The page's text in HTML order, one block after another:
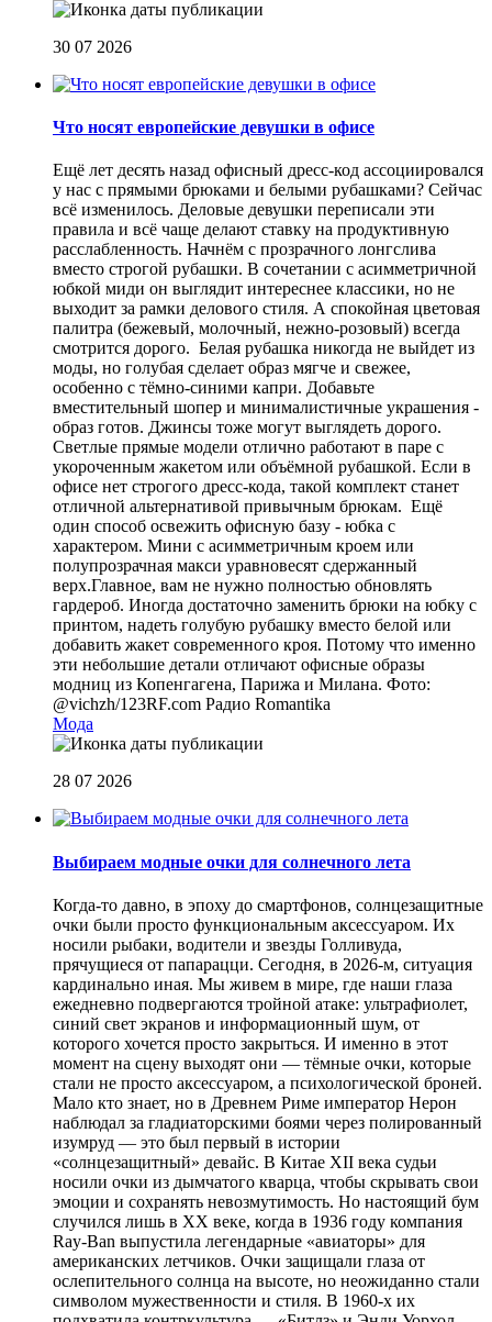
30 07 2026
Что носят европейские девушки в офисе
Ещё лет десять назад офисный дресс-код ассоциировался
у нас с прямыми брюками и белыми рубашками? Сейчас
всё изменилось. Деловые девушки переписали эти
правила и всё чаще делают ставку на продуктивную
расслабленность. Начнём с прозрачного лонгслива
вместо строгой рубашки. В сочетании с асимметричной
юбкой миди он выглядит интереснее классики, но не
выходит за рамки делового стиля. А спокойная цветовая
палитра (бежевый, молочный, нежно-розовый) всегда
смотрится дорого. Белая рубашка никогда не выйдет из
моды, но голубая сделает образ мягче и свежее,
особенно с тёмно-синими капри. Добавьте
вместительный шопер и минималистичные украшения -
образ готов. Джинсы тоже могут выглядеть дорого.
Светлые прямые модели отлично работают в паре с
укороченным жакетом или объёмной рубашкой. Если в
офисе нет строгого дресс-кода, такой комплект станет
отличной альтернативой привычным брюкам. Ещё
один способ освежить офисную базу - юбка с
характером. Мини с асимметричным кроем или
полупрозрачная макси уравновесят сдержанный
верх.Главное, вам не нужно полностью обновлять
гардероб. Иногда достаточно заменить брюки на юбку с
принтом, надеть голубую рубашку вместо белой или
добавить жакет современного кроя. Потому что именно
эти небольшие детали отличают офисные образы
модниц из Копенгагена, Парижа и Милана. Фото:
@vichzh/123RF.com Радио Romantika
Мода
28 07 2026
Выбираем модные очки для солнечного лета
Когда-то давно, в эпоху до смартфонов, солнцезащитные
очки были просто функциональным аксессуаром. Их
носили рыбаки, водители и звезды Голливуда,
прячущиеся от папарацци. Сегодня, в 2026-м, ситуация
кардинально иная. Мы живем в мире, где наши глаза
ежедневно подвергаются тройной атаке: ультрафиолет,
синий свет экранов и информационный шум, от
которого хочется просто закрыться. И именно в этот
момент на сцену выходят они — тёмные очки, которые
стали не просто аксессуаром, а психологической броней.
Мало кто знает, но в Древнем Риме император Нерон
наблюдал за гладиаторскими боями через полированный
изумруд — это был первый в истории
«солнцезащитный» девайс. В Китае XII века судьи
носили очки из дымчатого кварца, чтобы скрывать свои
эмоции и сохранять невозмутимость. Но настоящий бум
случился лишь в XX веке, когда в 1936 году компания
Ray-Ban выпустила легендарные «авиаторы» для
американских летчиков. Очки защищали глаза от
ослепительного солнца на высоте, но неожиданно стали
символом мужественности и стиля. В 1960-х их